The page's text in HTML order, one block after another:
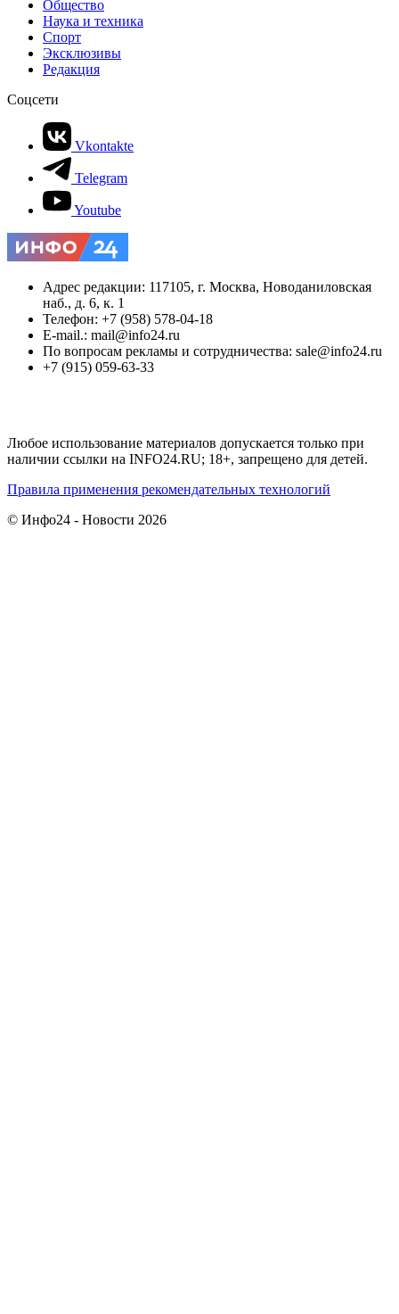
Общество
Наука и техника
Спорт
Эксклюзивы
Редакция
Соцсети
Vkontakte
Telegram
Youtube
Адрес редакции: 117105, г. Москва, Новоданиловская
наб., д. 6, к. 1
Телефон: +7 (958) 578-04-18
E-mail.: mail@info24.ru
По вопросам рекламы и сотрудничества: sale@info24.ru
+7 (915) 059-63-33
Любое использование материалов допускается только при
наличии ссылки на INFO24.RU; 18+, запрещено для детей.
Правила применения рекомендательных технологий
© Инфо24 - Новости 2026